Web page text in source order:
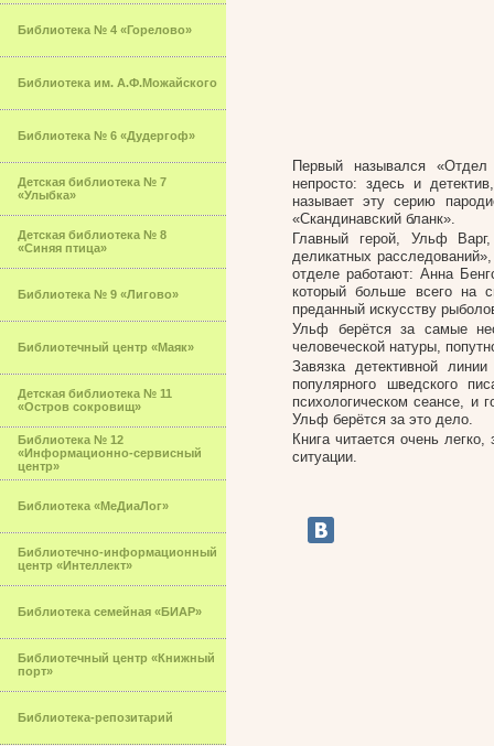
Библиотека № 4 «Горелово»
Библиотека им. А.Ф.Можайского
Библиотека № 6 «Дудергоф»
Детская библиотека № 7
«Улыбка»
Детская библиотека № 8
«Синяя птица»
Библиотека № 9 «Лигово»
Библиотечный центр «Маяк»
Детская библиотека № 11
«Остров сокровищ»
Библиотека № 12
«Информационно-сервисный
центр»
Библиотека «МеДиаЛог»
Библиотечно-информационный
центр «Интеллект»
Библиотека семейная «БИАР»
Библиотечный центр «Книжный
порт»
Библиотека-репозитарий
Первый назывался
непросто: здесь и
называет эту серию
«Скандинавский бланк».
Главный герой, Ульф
деликатных
отделе работают: Анна
который больше всего на
преданный искусству
Ульф берётся за самые
человеческой натуры,
Завязка детективной
популярного шведского
психологическом сеансе, и
Ульф берётся за это дело.
Книга читается очень
ситуации.